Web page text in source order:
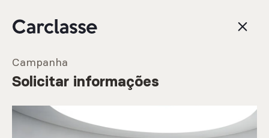
Campanha
Solicitar informações